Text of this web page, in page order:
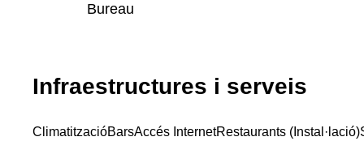
Bureau
Infraestructures i serveis
ClimatitzacióBarsAccés InternetRestaurants (Instal·lació)